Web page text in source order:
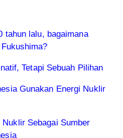
tahun lalu, bagaimana
Tetapi Sebuah Pilihan
Gunakan Energi Nuklir
Sebagai Sumber